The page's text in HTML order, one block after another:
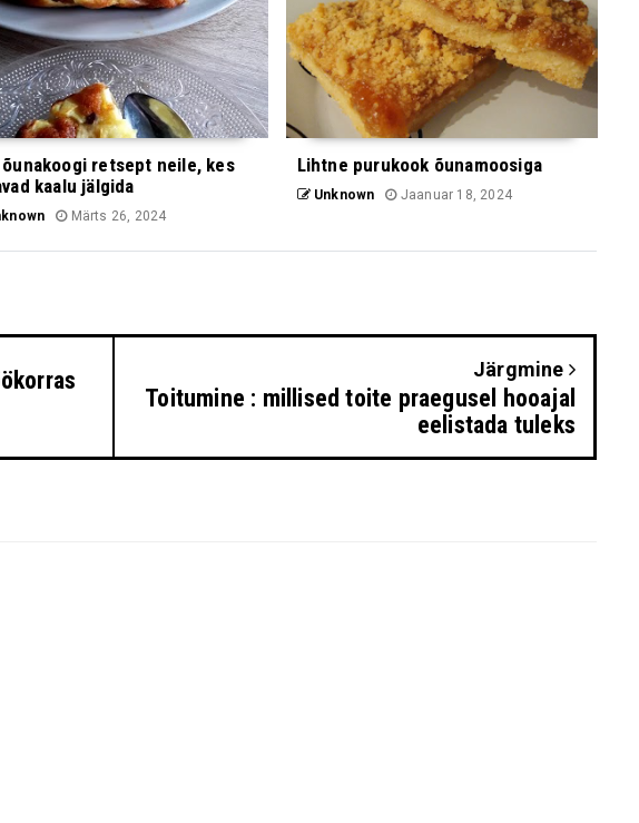
õunakoogi retsept neile, kes
kaalu jälgida
Märts 26, 2024
Lihtne purukook õunamoosiga
Unknown Jaanuar 18, 2024
Järgmine
Toitumine : millised toite praegusel hooajal
eelistada tuleks